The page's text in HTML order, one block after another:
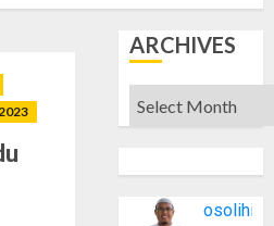
ARCHIVES
Archives
osolihin